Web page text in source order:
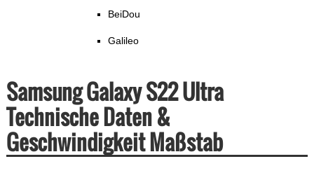
BeiDou
Galileo
Samsung Galaxy S22 Ultra
Technische Daten &
Geschwindigkeit Maßstab